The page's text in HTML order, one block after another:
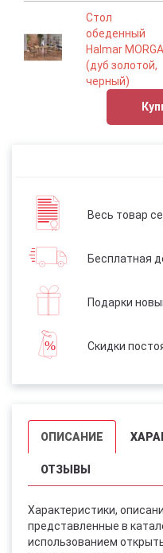
Стол
обеденный
Halmar
(дуб золотой,
черный)
Весь товар
Бесплатная
Подарки
Скидки
ОПИСАНИЕ
ОТЗЫВЫ
Характеристики,
представленные в
использованием